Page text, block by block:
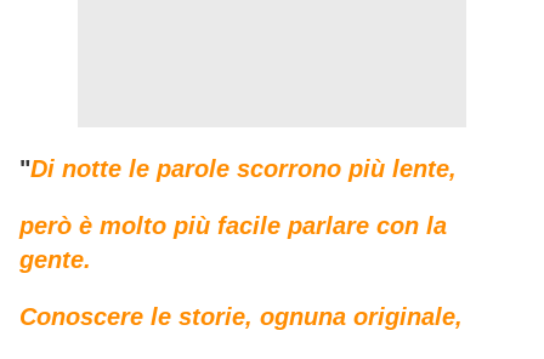
"Di notte le parole scorrono più lente,
però è molto più facile parlare con la
gente.
Conoscere le storie, ognuna originale,